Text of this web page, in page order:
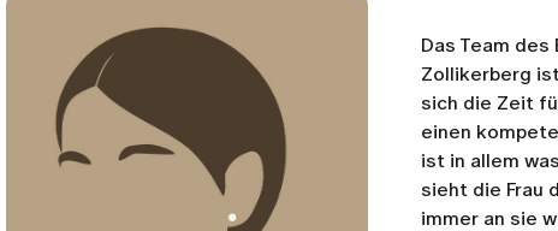
Das Team
Zollikerberg
sich die Zeit
einen
ist in allem
sieht die Frau
immer an sie